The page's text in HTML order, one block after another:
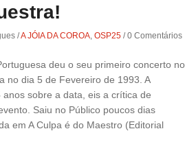
/A JÓIA DA COROA, OSP25 /0 Comentários
deu o seu primeiro concerto no
no dia 5 de Fevereiro de 1993. A
sobre a data, eis a crítica de
Saiu no Público poucos dias
em A Culpa é do Maestro (Editorial